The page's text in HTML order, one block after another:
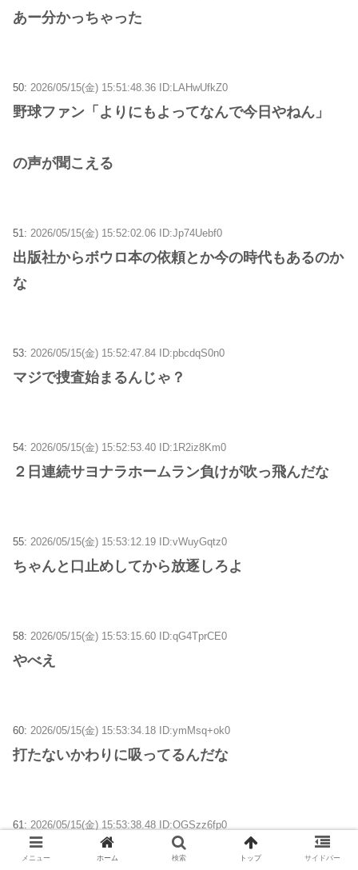
あー分かっちゃった
50: 2026/05/15(金) 15:51:48.36 ID:LAHwUfkZ0
野球ファン「よりにもよってなんで今日やねん」
の声が聞こえる
51: 2026/05/15(金) 15:52:02.06 ID:Jp74Uebf0
出版社からボウロ本の依頼とか今の時代もあるのか
な
53: 2026/05/15(金) 15:52:47.84 ID:pbcdqS0n0
マジで捜査始まるんじゃ？
54: 2026/05/15(金) 15:52:53.40 ID:1R2iz8Km0
２日連続サヨナラホームラン負けが吹っ飛んだな
55: 2026/05/15(金) 15:53:12.19 ID:vWuyGqtz0
ちゃんと口止めしてから放逐しろよ
58: 2026/05/15(金) 15:53:15.60 ID:qG4TprCE0
やべえ
60: 2026/05/15(金) 15:53:34.18 ID:ymMsq+ok0
打たないかわりに吸ってるんだな
61: 2026/05/15(金) 15:53:38.48 ID:OGSzz6fp0
ゾンビに噛まれて足切断したがすでに全身にウィル
メニュー ホーム 検索 トップ サイドバー